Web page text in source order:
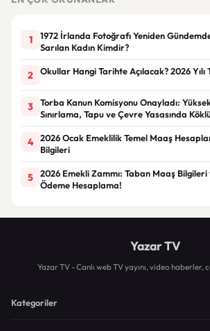
1
1972 İrlanda Fotoğrafı Yeniden
Sarılan Kadın Kimdir?
2 Okullar Hangi Tarihte Açılacak? 2026 Yılı
3
Torba Kanun Komisyonu Onayladı:
Sınırlama, Tapu ve Çevre Yasasında
4
2026 Ocak Emeklilik Temel Maaş
Bilgileri
5
2026 Emekli Zammı: Taban Maaş
Ödeme Hesaplama!
Yazar TV
Yazar TV - Canlı web TV yayını, video haberler,
Kategoriler